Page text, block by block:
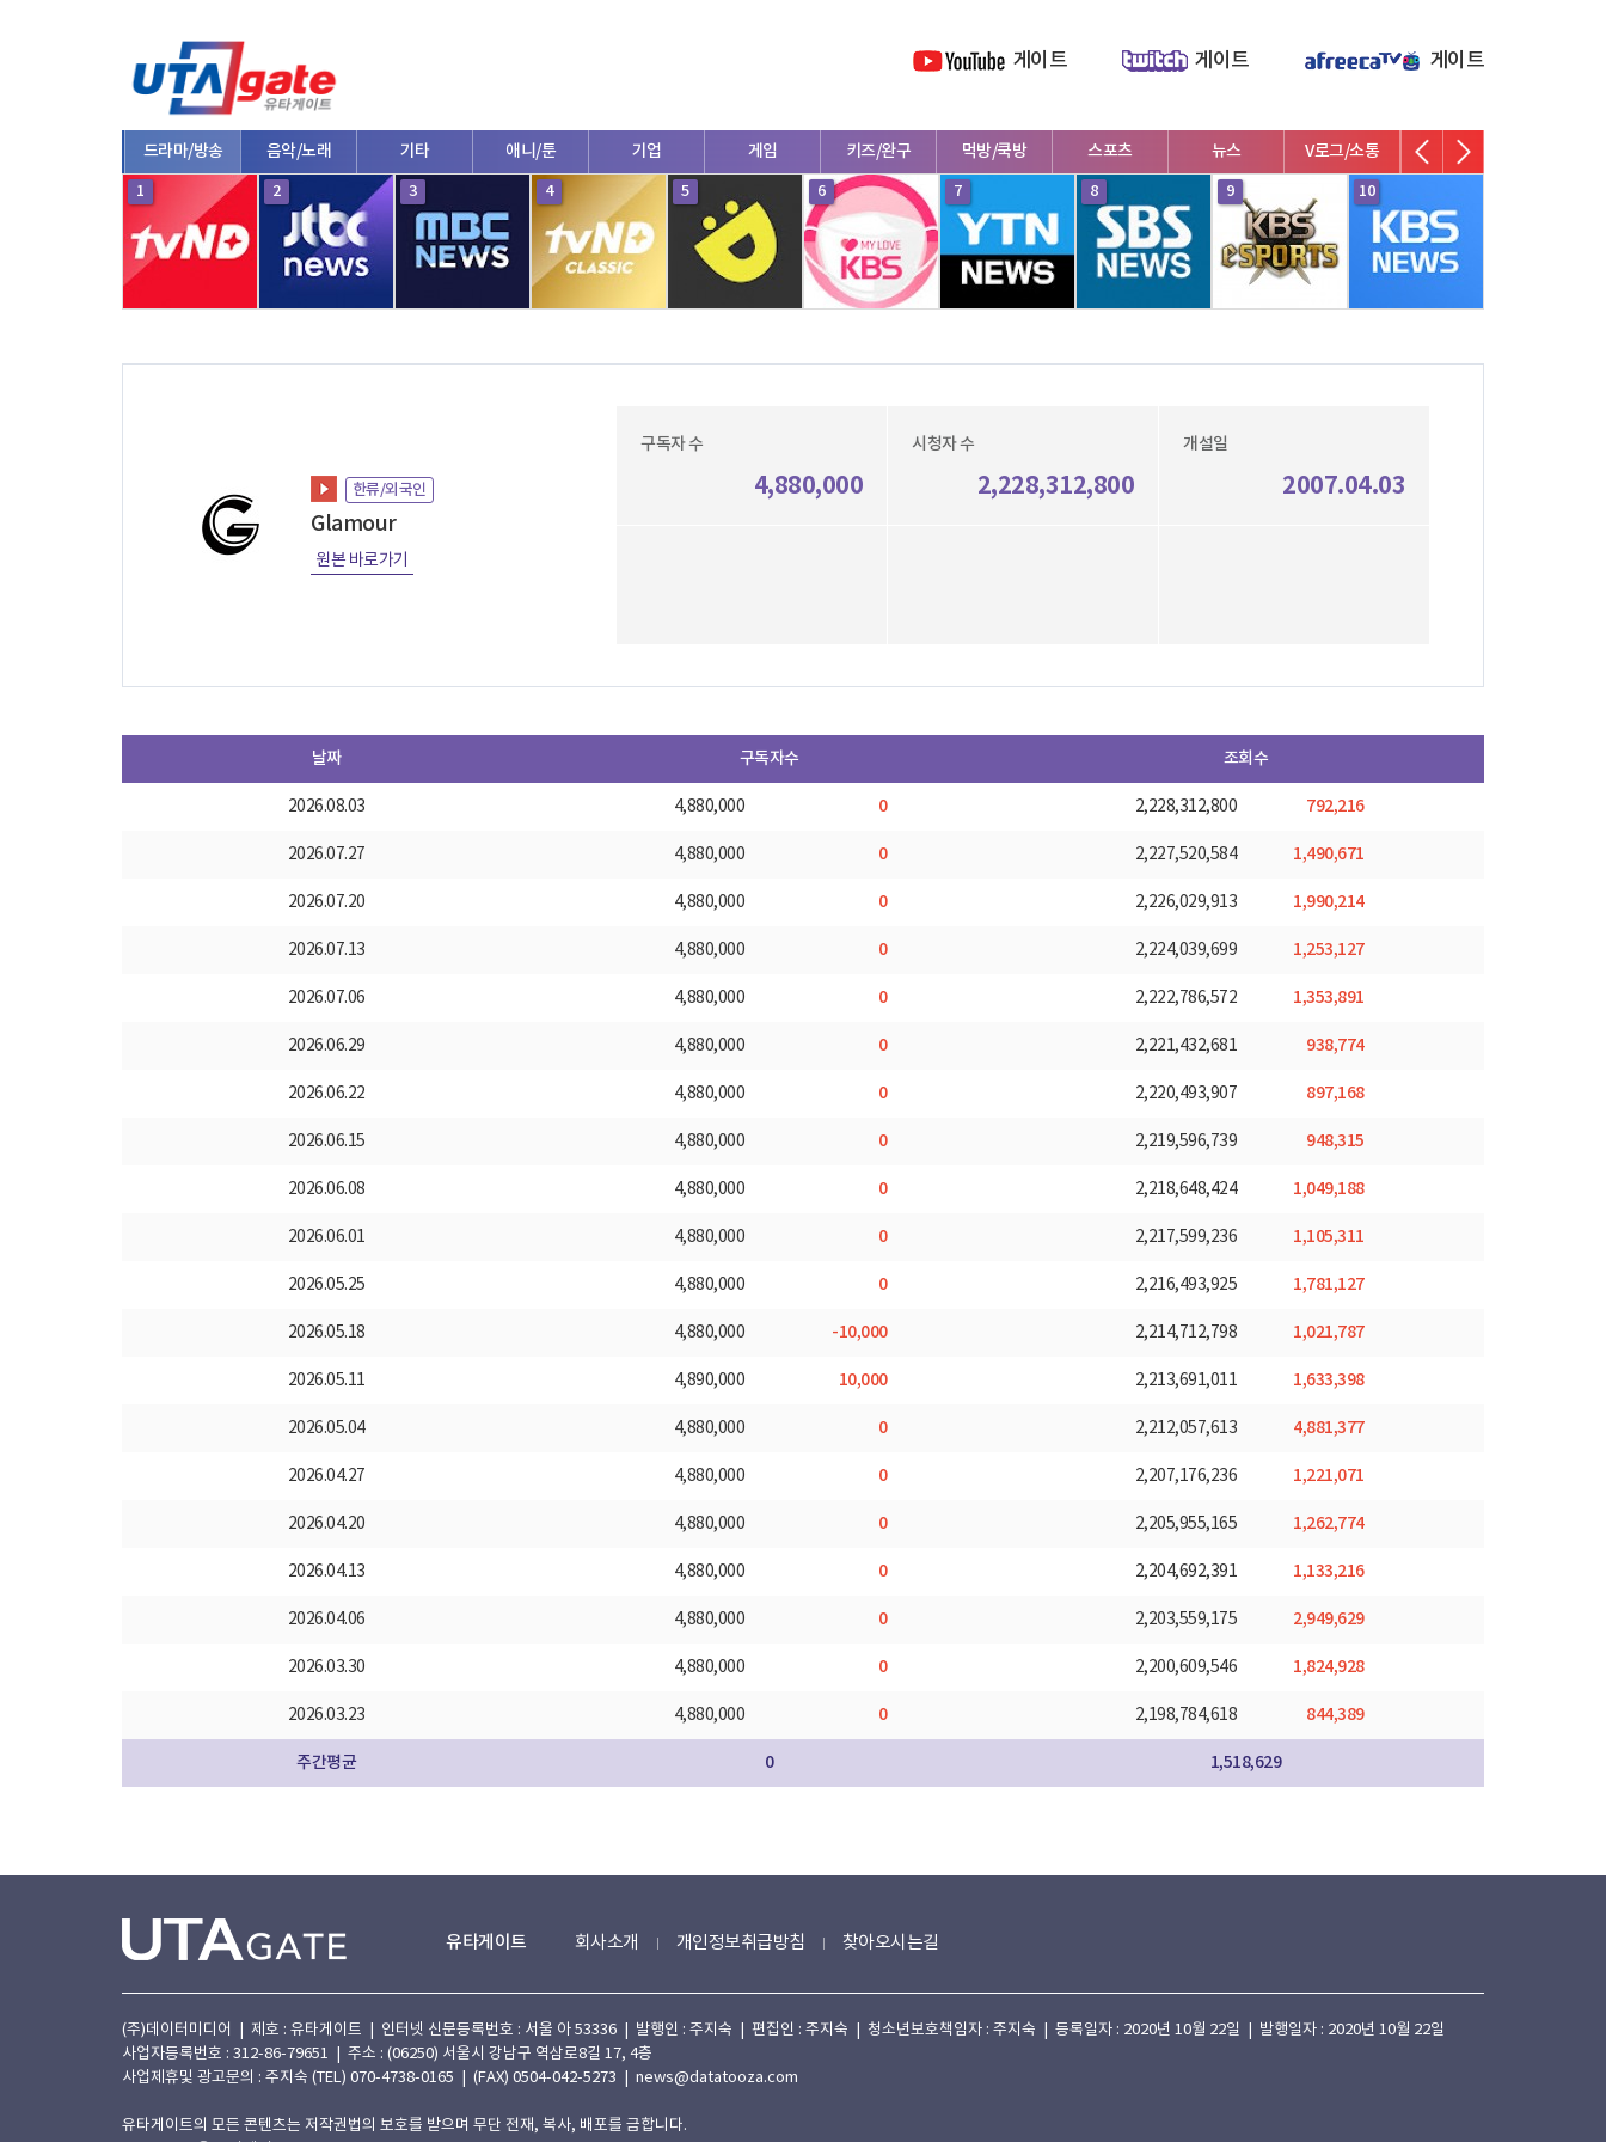
게이트 게이트 게이트
드라마/방송 음악/노래 기타 애니/툰 기업 게임 키즈/완구 먹방/쿡방 스포츠 뉴스 V로그/소통 영화/뮤지컬
1 2 3 4 5 6 7 8 9 10
한류/외국인
Glamour
원본 바로가기
구독자 수
4,880,000
시청자 수
2,228,312,800
개설일
2007.04.03
날짜 구독자수 조회수
2026.08.03 4,880,000 0 2,228,312,800 792,216
2026.07.27 4,880,000 0 2,227,520,584 1,490,671
2026.07.20 4,880,000 0 2,226,029,913 1,990,214
2026.07.13 4,880,000 0 2,224,039,699 1,253,127
2026.07.06 4,880,000 0 2,222,786,572 1,353,891
2026.06.29 4,880,000 0 2,221,432,681 938,774
2026.06.22 4,880,000 0 2,220,493,907 897,168
2026.06.15 4,880,000 0 2,219,596,739 948,315
2026.06.08 4,880,000 0 2,218,648,424 1,049,188
2026.06.01 4,880,000 0 2,217,599,236 1,105,311
2026.05.25 4,880,000 0 2,216,493,925 1,781,127
2026.05.18 4,880,000 -10,000 2,214,712,798 1,021,787
2026.05.11 4,890,000 10,000 2,213,691,011 1,633,398
2026.05.04 4,880,000 0 2,212,057,613 4,881,377
2026.04.27 4,880,000 0 2,207,176,236 1,221,071
2026.04.20 4,880,000 0 2,205,955,165 1,262,774
2026.04.13 4,880,000 0 2,204,692,391 1,133,216
2026.04.06 4,880,000 0 2,203,559,175 2,949,629
2026.03.30 4,880,000 0 2,200,609,546 1,824,928
2026.03.23 4,880,000 0 2,198,784,618 844,389
주간평균 0 1,518,629
유타게이트 회사소개 개인정보취급방침 찾아오시는길
(주)데이터미디어 | 제호 : 유타게이트 | 인터넷 신문등록번호 : 서울 아 53336 | 발행인 : 주지숙 | 편집인 : 주지숙 | 청소년보호책임자 : 주지숙 | 등록일자 : 2020년 10월 22일 | 발행일자 : 2020년 10월 22일
사업자등록번호 : 312-86-79651 | 주소 : (06250) 서울시 강남구 역삼로8길 17, 4층
사업제휴및 광고문의 : 주지숙 (TEL) 070-4738-0165 | (FAX) 0504-042-5273 | news@datatooza.com
유타게이트의 모든 콘텐츠는 저작권법의 보호를 받으며 무단 전재, 복사, 배포를 금합니다.